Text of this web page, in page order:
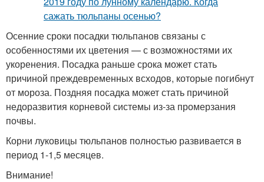
Осенние сроки посадки тюльпанов связаны с
особенностями их цветения — с возможностями их
укоренения. Посадка раньше срока может стать
причиной преждевременных всходов, которые погибнут
от мороза. Поздняя посадка может стать причиной
недоразвития корневой системы из-за промерзания
почвы.
Корни луковицы тюльпанов полностью развивается в
период 1-1,5 месяцев.
Внимание!